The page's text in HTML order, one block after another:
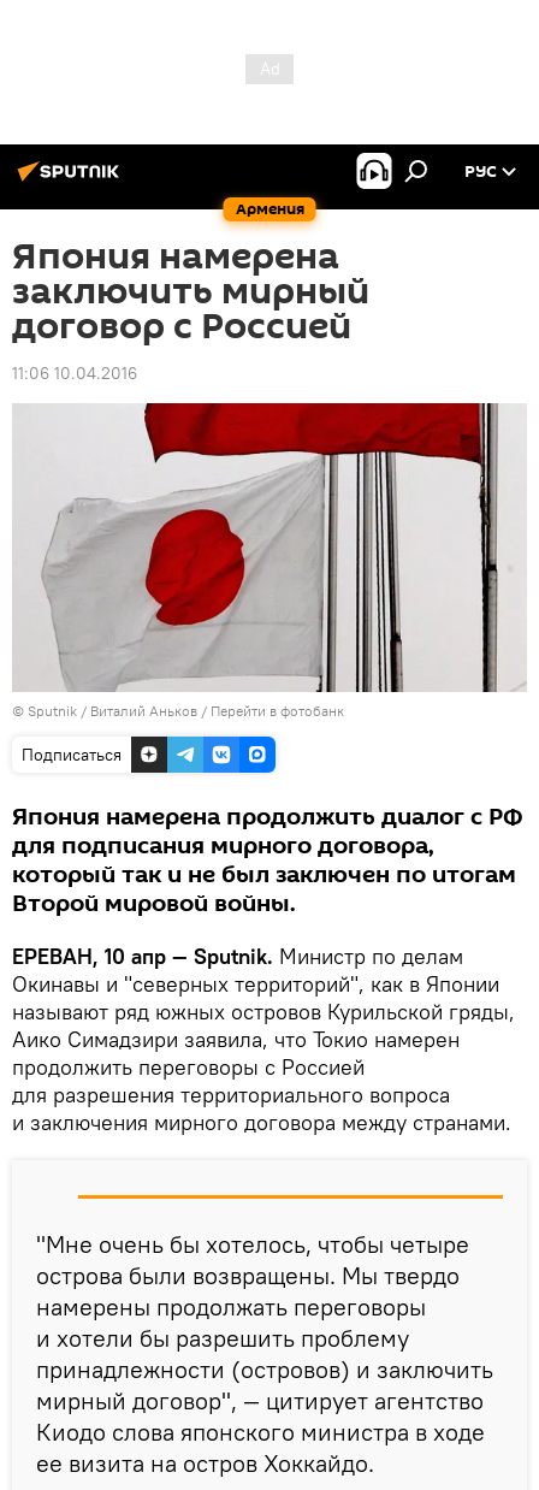
Армения
РУС
Япония намерена
заключить мирный
договор с Россией
11:06 10.04.2016
© Sputnik / Виталий Аньков / Перейти в фотобанк
Подписаться
Япония намерена продолжить диалог с РФ
для подписания мирного договора,
который так и не был заключен по итогам
Второй мировой войны.
ЕРЕВАН, 10 апр — Sputnik. Министр по делам
Окинавы и "северных территорий", как в Японии
называют ряд южных островов Курильской гряды,
Аико Симадзири заявила, что Токио намерен
продолжить переговоры с Россией
для разрешения территориального вопроса
и заключения мирного договора между странами.
"Мне очень бы хотелось, чтобы четыре
острова были возвращены. Мы твердо
намерены продолжать переговоры
и хотели бы разрешить проблему
принадлежности (островов) и заключить
мирный договор", — цитирует агентство
Киодо слова японского министра в ходе
ее визита на остров Хоккайдо.